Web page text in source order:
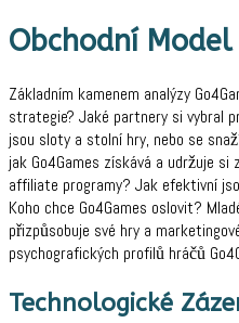
Obchodní
Základním kamenem analýzy
strategie? Jaké partnery si vybral
jsou sloty a stolní hry, nebo se
jak Go4Games získává a udržuje
affiliate programy? Jak efektivní
Koho chce Go4Games oslovit?
přizpůsobuje své hry a
psychografických profilů hráčů
Technologické